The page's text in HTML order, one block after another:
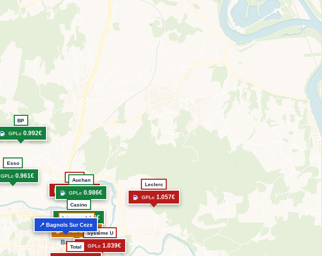
📍 Bagnols Sur Ceze
Casino
GPLc0.954€
Esso
GPLc 0.961€
Auchan
GPLc 0.986€
BP
GPLc 0.992€
Intermarché
GPLc1.012€Système U
GPLc 1.039€
Shell
GPLc1.048€
Leclerc
GPLc 1.057€
Total